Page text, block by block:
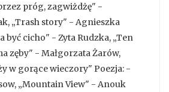
próg, zagwiżdżę" -
„Trash story" - Agnieszka
być cicho" - Zyta Rudzka, „Ten
zęby" - Małgorzata Żarów,
w gorące wieczory" Poezja: -
„Mountain View" - Anouk